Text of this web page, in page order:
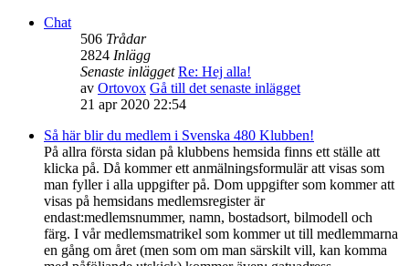
Chat
506 Trådar
2824 Inlägg
Senaste inlägget Re: Hej alla!
av Ortovox Gå till det senaste inlägget
21 apr 2020 22:54
Så här blir du medlem i Svenska 480 Klubben!
På allra första sidan på klubbens hemsida finns ett ställe att
klicka på. Då kommer ett anmälningsformulär att visas som
man fyller i alla uppgifter på. Dom uppgifter som kommer att
visas på hemsidans medlemsregister är
endast:medlemsnummer, namn, bostadsort, bilmodell och
färg. I vår medlemsmatrikel som kommer ut till medlemmarna
en gång om året (men som om man särskilt vill, kan komma